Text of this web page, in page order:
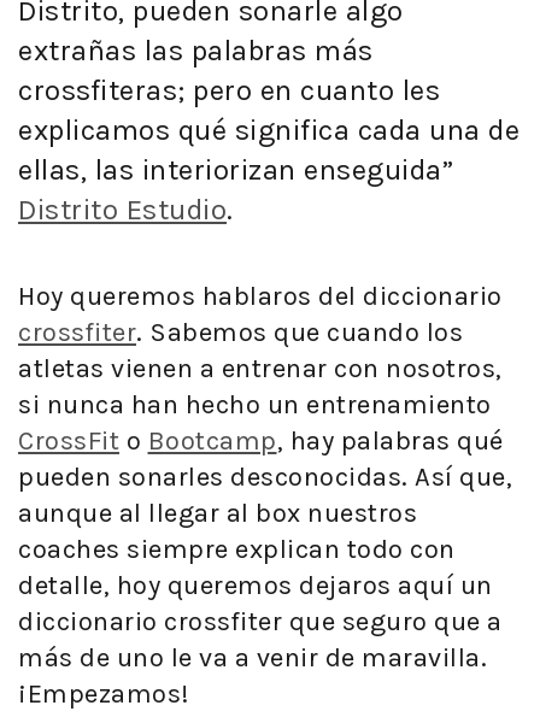
Distrito, pueden sonarle algo
extrañas las palabras más
crossfiteras; pero en cuanto les
explicamos qué significa cada una de
ellas, las interiorizan enseguida”
Distrito Estudio.
Hoy queremos hablaros del diccionario
crossfiter. Sabemos que cuando los
atletas vienen a entrenar con nosotros,
si nunca han hecho un entrenamiento
CrossFit o Bootcamp, hay palabras qué
pueden sonarles desconocidas. Así que,
aunque al llegar al box nuestros
coaches siempre explican todo con
detalle, hoy queremos dejaros aquí un
diccionario crossfiter que seguro que a
más de uno le va a venir de maravilla.
¡Empezamos!